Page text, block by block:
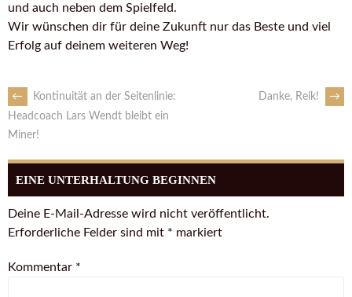
und auch neben dem Spielfeld.
Wir wünschen dir für deine Zukunft nur das Beste und viel
Erfolg auf deinem weiteren Weg!
←
Kontinuität an der Seitenlinie:
Headcoach Lars Wendt bleibt ein
Miner!
Danke, Reik! →
EINE UNTERHALTUNG BEGINNEN
Deine E-Mail-Adresse wird nicht veröffentlicht.
Erforderliche Felder sind mit * markiert
Kommentar *